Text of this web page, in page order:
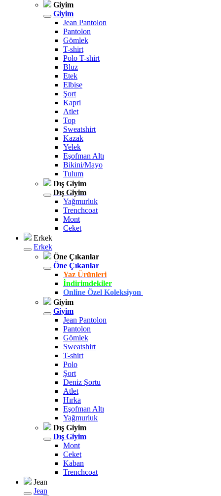
Giyim
Giyim
Jean Pantolon
Pantolon
Gömlek
T-shirt
Polo T-shirt
Bluz
Etek
Elbise
Şort
Kapri
Atlet
Top
Sweatshirt
Kazak
Yelek
Eşofman Altı
Bikini/Mayo
Tulum
Dış Giyim
Dış Giyim
Yağmurluk
Trenchcoat
Mont
Ceket
Erkek
Erkek
Öne Çıkanlar
Öne Çıkanlar
Yaz Ürünleri
İndirimdekiler
Online Özel Koleksiyon
Giyim
Giyim
Jean Pantolon
Pantolon
Gömlek
Sweatshirt
T-shirt
Polo
Şort
Deniz Şortu
Atlet
Hırka
Eşofman Altı
Yağmurluk
Dış Giyim
Dış Giyim
Mont
Ceket
Kaban
Trenchcoat
Jean
Jean